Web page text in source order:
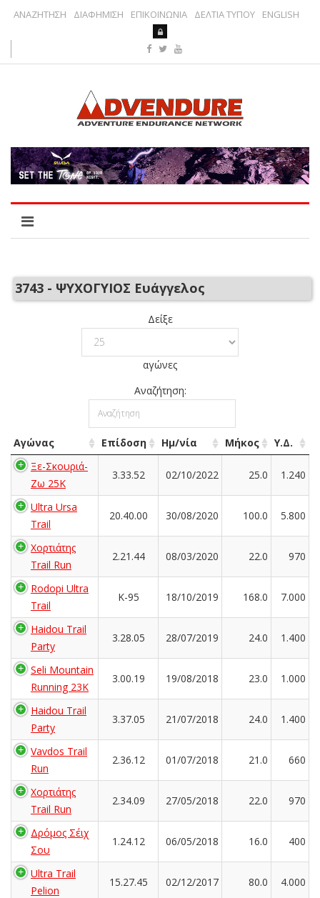
ΑΝΑΖΗΤΗΣΗ ΔΙΑΦΗΜΙΣΗ ΕΠΙΚΟΙΝΩΝΙΑ ΔΕΛΤΙΑ ΤΥΠΟΥ ENGLISH
3743 - ΨΥΧΟΓΥΙΟΣ Ευάγγελος
Δείξε
αγώνες
Αναζήτηση:
Αγώνας Επίδοση Ημ/νία Μήκος
Υ.Δ.
Ξε-Σκουριά-
Ζω 25Κ
3.33.52 02/10/2022 25.0 1.240
Ultra Ursa
Trail
20.40.00 30/08/2020 100.0 5.800
Χορτιάτης
Trail Run
2.21.44 08/03/2020 22.0 970
Rodopi Ultra
Trail
K-95 18/10/2019 168.0 7.000
Haidou Trail
Party
3.28.05 28/07/2019 24.0 1.400
Seli Mountain
Running 23K
3.00.19 19/08/2018 23.0 1.000
Haidou Trail
Party
3.37.05 21/07/2018 24.0 1.400
Vavdos Trail
Run
2.36.12 01/07/2018 21.0 660
Χορτιάτης
Trail Run
2.34.09 27/05/2018 22.0 970
Δρόμος Σέιχ
Σου
1.24.12 06/05/2018 16.0 400
Ultra Trail
Pelion
15.27.45 02/12/2017 80.0 4.000